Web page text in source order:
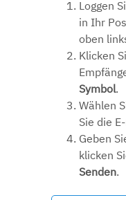
Loggen
in Ihr
oben
Klicken
Symbol.
Wählen
Sie die
Geben
klicken
Senden.